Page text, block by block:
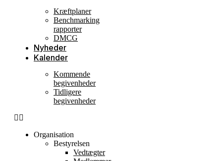
Kræftplaner
Benchmarking
rapporter
DMCG
Nyheder
Kalender
Kommende
begivenheder
Tidligere
begivenheder
Organisation
Bestyrelsen
Vedtægter